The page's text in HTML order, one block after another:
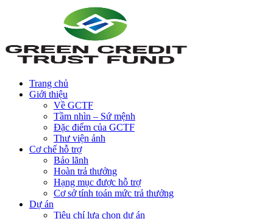
Trang chủ
Giới thiệu
Về GCTF
Tầm nhìn – Sứ mệnh
Đặc điểm của GCTF
Thư viện ảnh
Cơ chế hỗ trợ
Bảo lãnh
Hoàn trả thưởng
Hạng mục được hỗ trợ
Cơ sở tính toán mức trả thưởng
Dự án
Tiêu chí lựa chọn dự án